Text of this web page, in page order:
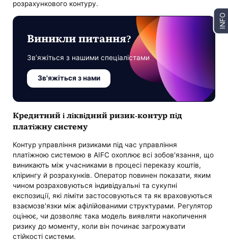
розрахункового контуру.
Виникли питання?
Зв’яжіться з нашими спеціалістами
Зв'яжіться з нами
Кредитний і ліквідний ризик-контур під
платіжну систему
Контур управління ризиками під час управління
платіжною системою в AIFC охоплює всі зобов'язання, що
виникають між учасниками в процесі переказу коштів,
клірингу й розрахунків. Оператор повинен показати, яким
чином розраховуються індивідуальні та сукупні
експозиції, які ліміти застосовуються та як враховуються
взаємозв'язки між афілійованими структурами. Регулятор
оцінює, чи дозволяє така модель виявляти накопичення
ризику до моменту, коли він починає загрожувати
стійкості системи.
INFO